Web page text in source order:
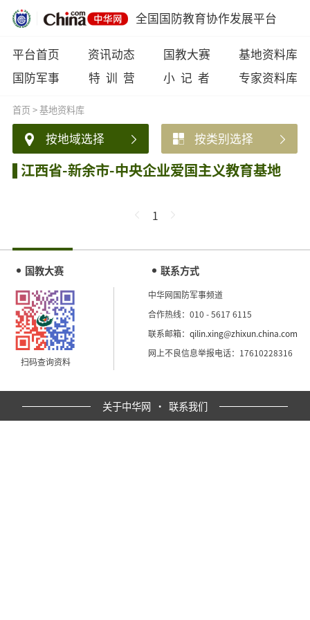
全国国防教育协作发展平台
平台首页 资讯动态 国教大赛
基地资料库
国防军事
特 训 营 小 记 者 专家资料库
首页>基地资料库
按地域选择 按类别选择
江西省-新余市-中央企业爱国主义教育基地
1
国教大赛
扫码查询资料
联系方式
中华网国防军事频道
合作热线：010 - 5617 6115
联系邮箱：qilin.xing@zhixun.china.com
网上不良信息举报电话：17610228316
关于中华网 · 联系我们